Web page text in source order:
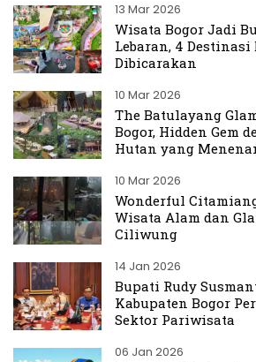
13 Mar 2026
Wisata Bogor Jadi
Lebaran, 4
Dibicarakan
10 Mar 2026
The Batulayang
Bogor, Hidden Gem
Hutan yang
10 Mar 2026
Wonderful
Wisata Alam dan
Ciliwung
14 Jan 2026
Bupati Rudy
Kabupaten Bogor
Sektor Pariwisata
06 Jan 2026